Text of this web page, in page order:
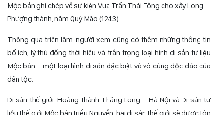
Mộc bản ghi chép về sự kiện Vua Trần Thái Tông cho xây Long
Phượng thành, năm Quý Mão (1243)
Thông qua triển lãm, người xem cũng có thêm những thông tin
bổ ích, lý thú đồng thời hiểu và trân trọng loại hình di sản tư liệu
Mộc bản – một loại hình di sản đặc biệt và vô cùng độc đáo của
dân tộc.
Di sản thế giới Hoàng thành Thăng Long – Hà Nội và Di sản tư
liệu thế giới Mộc bản triều Nguyễn, hai di sản thế giới sẽ được tôn